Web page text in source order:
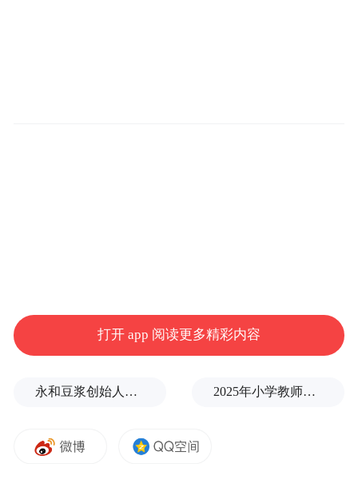
2021年8月，李明月履新安庆市任市委常委、
组织部部长。直至此番被查。
据“安庆先锋”消息，4月17日下午，华南理工
委常委、组织部部长李明月，华南理工大学
打开 app 阅读更多精彩内容
永和豆浆创始人林炳生逝世，享年70岁 2025年小学教师减少13.19万